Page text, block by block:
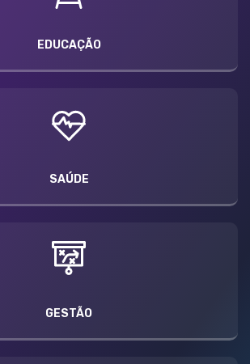
EDUCAÇÃO
SAÚDE
GESTÃO